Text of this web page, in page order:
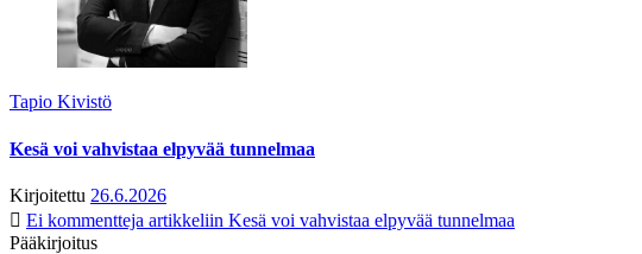
Tapio Kivistö
Kesä voi vahvistaa elpyvää tunnelmaa
Kirjoitettu 26.6.2026
Ei kommentteja artikkeliin Kesä voi vahvistaa elpyvää tunnelmaa
Pääkirjoitus